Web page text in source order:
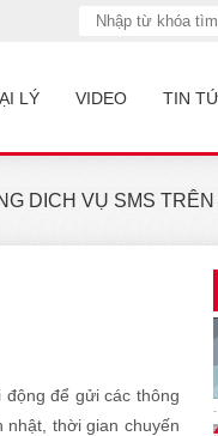
LÝ VIDEO TIN
DICH VỤ SMS TRÊN
để gửi các thông
thời gian chuyến